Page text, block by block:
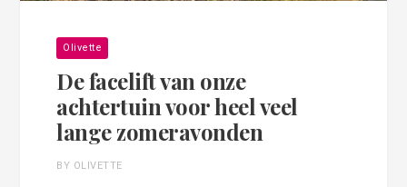
Olivette
De facelift van onze
achtertuin voor heel veel
lange zomeravonden
BY OLIVETTE